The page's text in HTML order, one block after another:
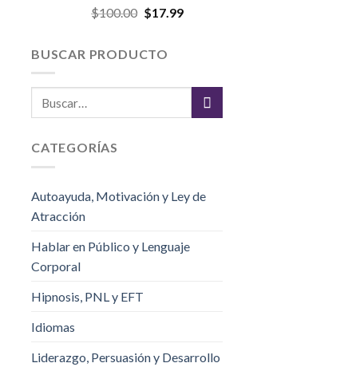
$100.00 $17.99
BUSCAR PRODUCTO
CATEGORÍAS
Autoayuda, Motivación y Ley de
Atracción
Hablar en Público y Lenguaje
Corporal
Hipnosis, PNL y EFT
Idiomas
Liderazgo, Persuasión y Desarrollo